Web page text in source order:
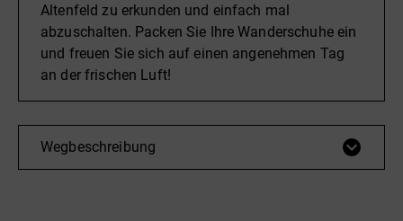
Altenfeld zu erkunden und einfach mal
abzuschalten. Packen Sie Ihre Wanderschuhe ein
und freuen Sie sich auf einen angenehmen Tag
an der frischen Luft!
Wegbeschreibung